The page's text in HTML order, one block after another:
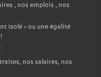
, nos emplois , nos
isolé» ou une égalité
!
nos salaires, nos